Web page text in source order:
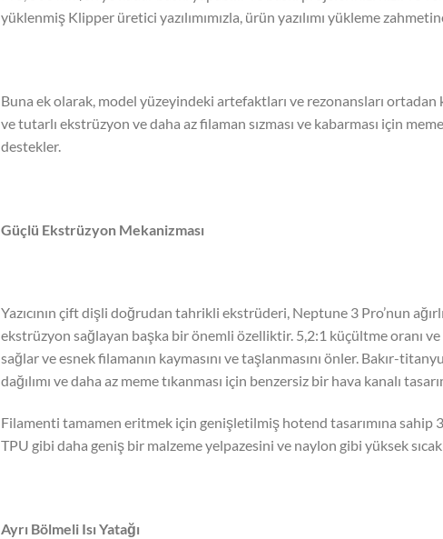
yüklenmiş Klipper üretici yazılımımızla, ürün yazılımı yükleme
Buna ek olarak, model yüzeyindeki artefaktları ve rezonansları
ve tutarlı ekstrüzyon ve daha az filaman sızması ve kabarması için
destekler.
Güçlü Ekstrüzyon Mekanizması
Yazıcının çift dişli doğrudan tahrikli ekstrüderi, Neptune 3 Pro’nun
ekstrüzyon sağlayan başka bir önemli özelliktir. 5,2:1 küçültme oranı ve
sağlar ve esnek filamanın kaymasını ve taşlanmasını önler. Bakır-
dağılımı ve daha az meme tıkanması için benzersiz bir hava kanalı
Filamenti tamamen eritmek için genişletilmiş hotend tasarımına sahip
TPU gibi daha geniş bir malzeme yelpazesini ve naylon gibi yüksek
Ayrı Bölmeli Isı Yatağı